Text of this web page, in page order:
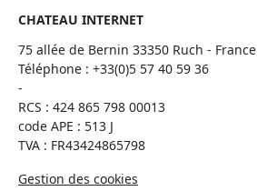
CHATEAU INTERNET
75 allée de Bernin 33350 Ruch - France
Téléphone : +33(0)5 57 40 59 36
-
RCS : 424 865 798 00013
code APE : 513 J
TVA : FR43424865798
Gestion des cookies